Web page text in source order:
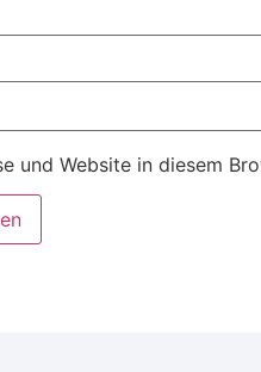
und Website in diesem